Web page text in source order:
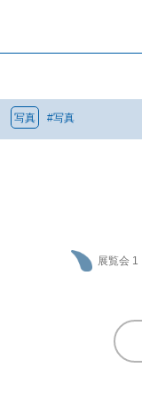
写真 #写真
展覧会 1